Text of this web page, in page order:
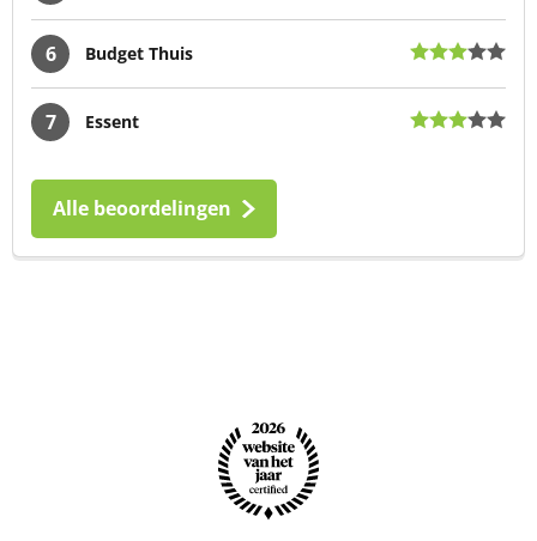
6 Budget Thuis
7 Essent
Alle beoordelingen